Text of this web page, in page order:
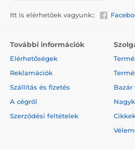
Itt is elérhetőek vagyunk::
További információk
Elérhetőségek
Reklamációk
Szállítás és fizetés
A cégről
Szerződési feltételek